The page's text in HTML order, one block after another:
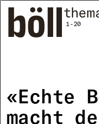
Direkt
Inhalt
1-20
«Echte
macht